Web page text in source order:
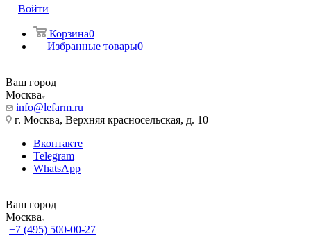
Войти
Корзина0
Избранные товары0
Ваш город
Москва
info@lefarm.ru
г. Москва, Верхняя красносельская, д. 10
Вконтакте
Telegram
WhatsApp
Ваш город
Москва
+7 (495) 500-00-27